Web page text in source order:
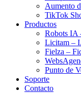
Aumento
TikTok
Productos
Robots IA
Licitam –
Fielza –
Punto de
Soporte
Contacto